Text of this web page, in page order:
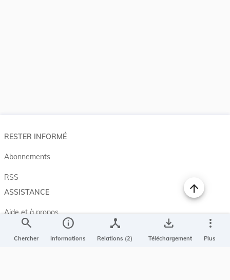
search
Chercher
info
Informations
device_hub
Relations (2)
save_alt
Téléchargement
more_vert
Plus
RESTER INFORMÉ
Abonnements
RSS
ASSISTANCE
Aide et à propos